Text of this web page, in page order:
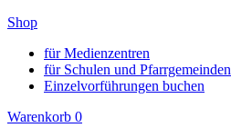
Shop
für Medienzentren
für Schulen und Pfarrgemeinden
Einzelvorführungen buchen
Warenkorb 0